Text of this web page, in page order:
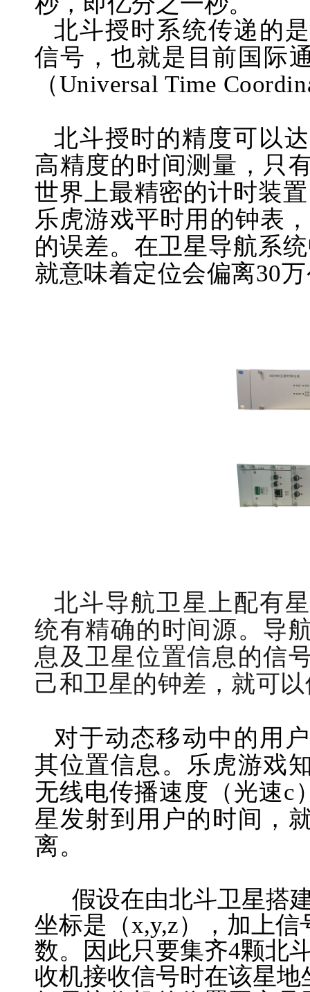
北斗授时系统传递的
信号，也就是目前国际
（Universal Time
北斗授时的精度可以
高精度的时间测量，只
世界上最精密的计时装
乐虎游戏平时用的钟表
的误差。在卫星导航系
就意味着定位会偏离30
北斗导航卫星上配有
统有精确的时间源。导
息及卫星位置信息的信
己和卫星的钟差，就可
对于动态移动中的用
其位置信息。乐虎游戏
无线电传播速度（光速c
星发射到用户的时间，
离。
假设在由北斗卫星搭
坐标是（x,y,z），加上
数。因此只要集齐4颗北
收机接收信号时在该星